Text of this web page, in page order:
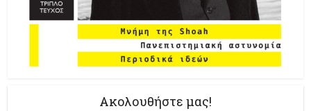
Ακολουθήστε μας!